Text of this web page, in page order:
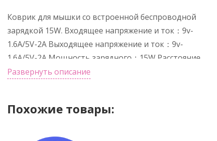
Коврик для мышки со встроенной беспроводной
зарядкой 15W. Входящее напряжение и ток：9v-
1.6A/5V-2A Выходящее напряжение и ток：9v-
1.6A/5V-2A Мощность зарядного：15W Расстояние
срабатывания：5-7MM В сложенном виде коврик
подключать устройство к сети через адаптер....
Развернуть описание
Похожие товары: